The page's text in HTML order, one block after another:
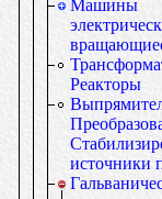
Машины
Реакторы
источники